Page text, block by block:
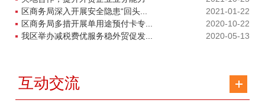
2021-01-22
区商务局深入开展安全隐患“回头...
2020-10-22
区商务局多措开展单用途预付卡专...
2020-05-13
我区举办减税费优服务稳外贸促发...
互动交流